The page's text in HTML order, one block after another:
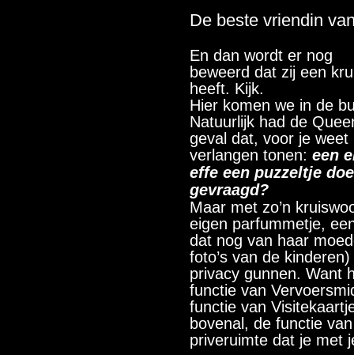
De beste vriendin
En dan wordt er nog
beweerd dat zij een
heeft. Kijk.
Hier komen we in de
Natuurlijk had de
geval dat, voor je
verlangen tonen: een
effe een puzzeltje
gevraagd?
Maar met zo’n
eigen parfummetje,
dat nog van haar
foto’s van de
privacy gunnen. Want
functie van
functie van
bovenal, de functie
priveruimte dat je met